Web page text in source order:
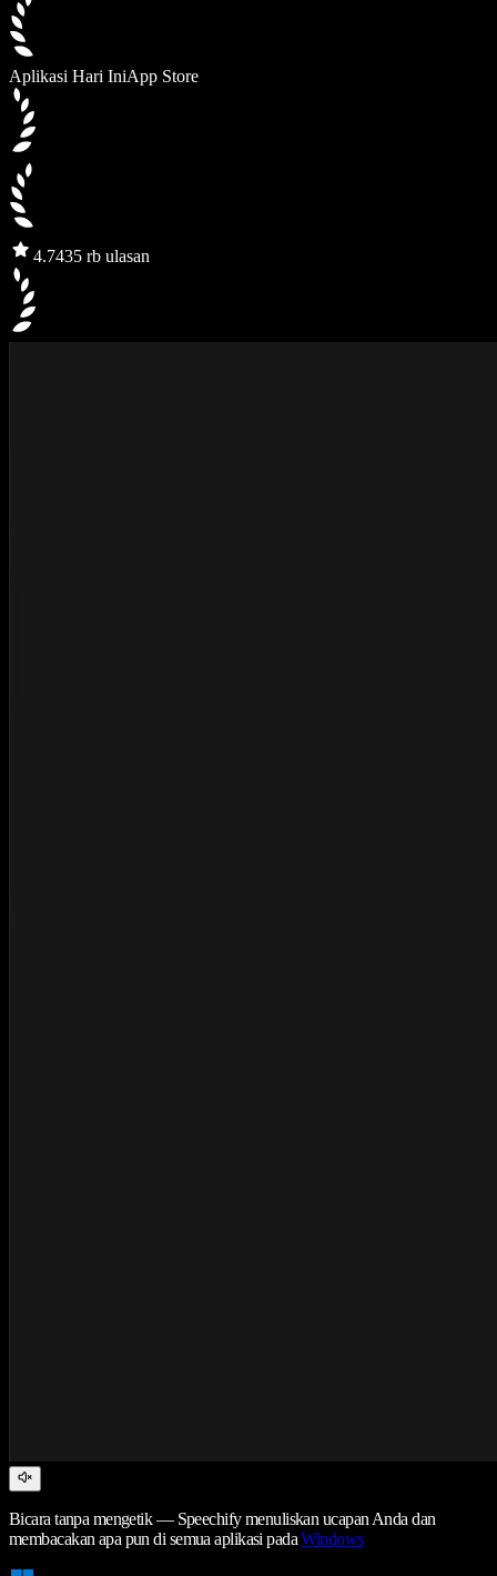
Aplikasi Hari IniApp Store
4.7435 rb ulasan
Bicara tanpa mengetik — Speechify menuliskan ucapan Anda dan
membacakan apa pun di semua aplikasi padaWindows